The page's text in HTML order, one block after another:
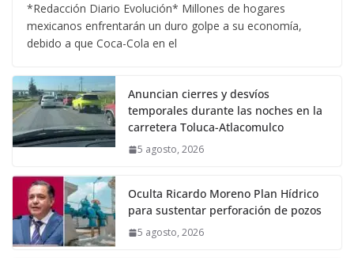
*Redacción Diario Evolución* Millones de hogares
mexicanos enfrentarán un duro golpe a su economía,
debido a que Coca-Cola en el
Anuncian cierres y desvíos
temporales durante las noches en la
carretera Toluca-Atlacomulco
5 agosto, 2026
Oculta Ricardo Moreno Plan Hídrico
para sustentar perforación de pozos
5 agosto, 2026